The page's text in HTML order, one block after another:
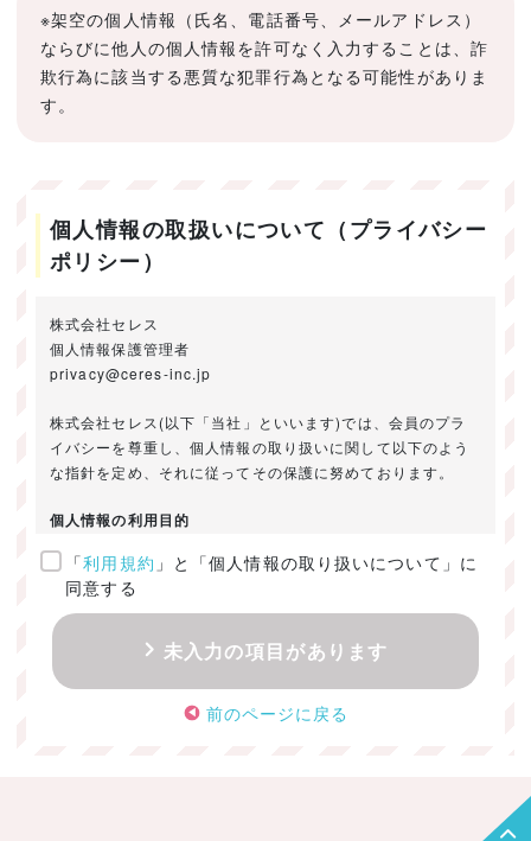
※架空の個人情報（氏名、電話番号、メールアドレス）
ならびに他人の個人情報を許可なく入力することは、詐
欺行為に該当する悪質な犯罪行為となる可能性がありま
す。
個人情報の取扱いについて（プライバシー
ポリシー）
株式会社セレス
個人情報保護管理者
privacy@ceres-inc.jp
株式会社セレス(以下「当社」といいます)では、会員のプラ
イバシーを尊重し、個人情報の取り扱いに関して以下のよう
な指針を定め、それに従ってその保護に努めております。
個人情報の利用目的
ご提供いただきました個人情報は、以下のためにのみ利用い
たします。
・お問い合わせに対する回答及び資料送付のご連絡
・当社のお客様向けサービスの提供
・本人確認
・サービスの開発・改善のための分析
「利用規約 」と「個人情報の取り扱いについて」に
同意する
未入力の項目があります
前のページに戻る